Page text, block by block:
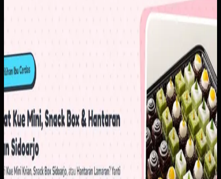
terstruktur, informasi produk yang mudah dipindai, dan CTA
order yang langsung mengarah ke alur komunikasi utama.
Hasilnya, pelanggan bisa memahami pilihan produk lebih
cepat sebelum masuk ke percakapan penjualan.